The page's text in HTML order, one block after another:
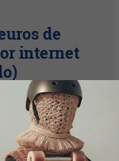
de
internet